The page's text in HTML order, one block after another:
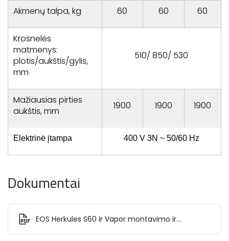
Akmenų talpa, kg 60 60 60
Krosnelės
matmenys:
plotis/aukštis/gylis,
mm
510/ 850/ 530
Mažiausias pirties
aukštis, mm
1900 1900 1900
Elektrinė įtampa 400 V 3N ~ 50/60 Hz
Dokumentai
EOS Herkules S60 ir Vapor montavimo ir
naudojimo instrukcija.pdf